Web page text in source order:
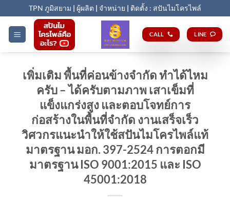
to
content
TPN ภูมิสยาม | ผู้ผลิต | จำหน่าย | ติดตั้ง : สปันไมโครไพล์
CALL LINE
เพิ่มเติม พื้นที่ค่อนข้างจำกัด ทำได้ไหม
ครับ – ได้ครับตามภาพ เสาเข็มที่
แข็งแกร่งสูง และตอบโจทย์การ
ก่อสร้างในพื้นที่จำกัด งานเสร็จเร็ว
วิศวกรแนะนำให้ใช้สปันไมโครไพล์แท้
มาตรฐาน มอก. 397-2524 การตอกมี
มาตรฐาน ISO 9001:2015 และ ISO
45001:2018